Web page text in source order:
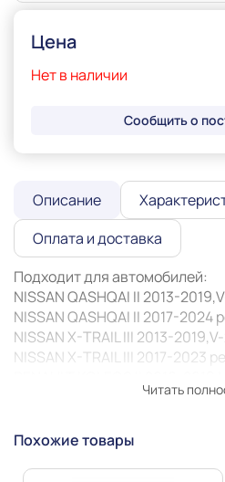
Цена
Нет в наличии
Сообщить о
Описание
Оплата и доставка
Подходит для автомобилей:
NISSAN QASHQAI II 2013-
NISSAN QASHQAI II 2017-2024
NISSAN X-TRAIL III 2013-
NISSAN X-TRAIL III 2017-2023
NISSAN QASHQAI II 2013-2019
NISSAN X-TRAIL III 2017-2023
NISSAN QASHQAI II 2017-2024
Читать
Похожие товары